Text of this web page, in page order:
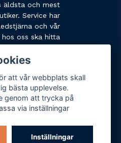
äldsta och mest
Service har
och vår
oss ska hitta
en signal eller
att vår webbplats skall
bästa upplevelse.
genom att trycka på
via inställningar
Inställningar